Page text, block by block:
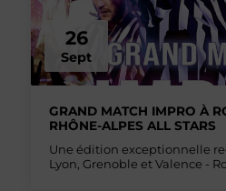
26
Sept
GRAND MATCH IMPRO À
RHÔNE-ALPES ALL STARS
Une édition exceptionnelle
Lyon, Grenoble et Valence -